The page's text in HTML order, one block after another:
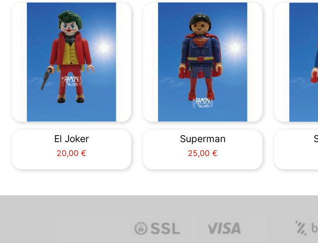
El Joker
Precio
20,00 €
Superman
Precio
25,00 €